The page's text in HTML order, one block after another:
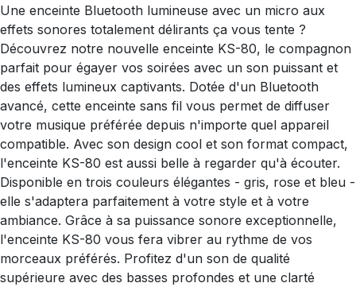
Une enceinte Bluetooth lumineuse avec un micro aux
effets sonores totalement délirants ça vous tente ?
Découvrez notre nouvelle enceinte KS-80, le compagnon
parfait pour égayer vos soirées avec un son puissant et
des effets lumineux captivants. Dotée d'un Bluetooth
avancé, cette enceinte sans fil vous permet de diffuser
votre musique préférée depuis n'importe quel appareil
compatible. Avec son design cool et son format compact,
l'enceinte KS-80 est aussi belle à regarder qu'à écouter.
Disponible en trois couleurs élégantes - gris, rose et bleu -
elle s'adaptera parfaitement à votre style et à votre
ambiance. Grâce à sa puissance sonore exceptionnelle,
l'enceinte KS-80 vous fera vibrer au rythme de vos
morceaux préférés. Profitez d'un son de qualité
supérieure avec des basses profondes et une clarté